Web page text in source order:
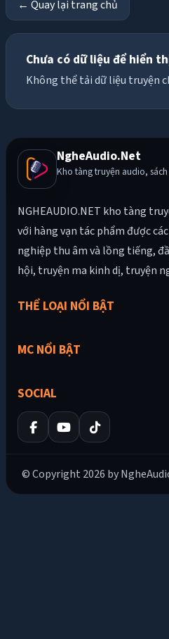
← Quay lại trang chủ
Chưa có dữ liệu để hiển
Không thể tải dữ liệu truyện
NgheAudio.Net
Kho tàng truyện audio,
NGHEAUDIO.NET kho tàng
với hàng vạn tác phẩm được
nghiệp thu âm và lồng tiếng,
hội, truyện ma kinh dị, truyện
THỂ LOẠI NỔI BẬT
MC NỔI BẬT
SOCIAL
© Copyright 2026 by